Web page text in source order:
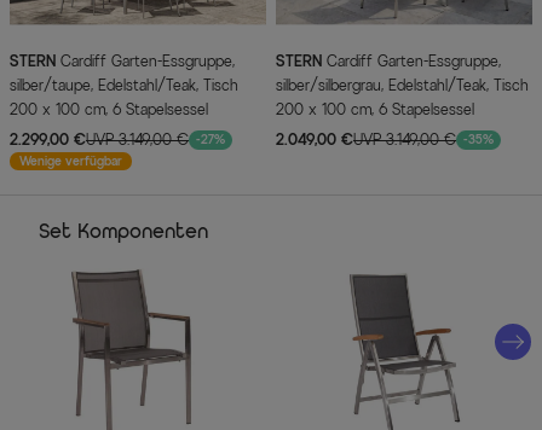
STERN
silber/taupe, Edelstahl/Teak, Tisch
200 x 100 cm, 6 Stapelsessel
2.299,00 €UVP 3.149,00 € -27%
Wenige verfügbar
STERN
silber/silbergrau, Edelstahl/Teak, Tisch
200 x 100 cm, 6 Stapelsessel
2.049,00 €UVP 3.149,00 € -35%
Set Komponenten